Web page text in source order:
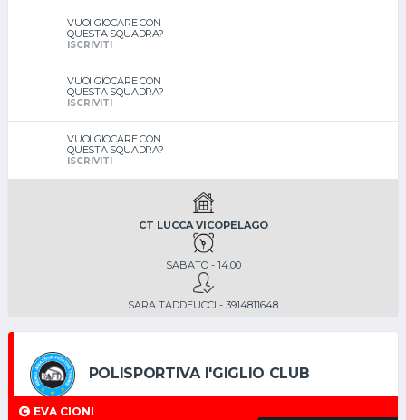
VUOI GIOCARE CON
QUESTA SQUADRA?
ISCRIVITI
VUOI GIOCARE CON
QUESTA SQUADRA?
ISCRIVITI
VUOI GIOCARE CON
QUESTA SQUADRA?
ISCRIVITI
CT LUCCA VICOPELAGO
SABATO - 14.00
SARA TADDEUCCI - 3914811648
POLISPORTIVA I'GIGLIO CLUB
EVA CIONI